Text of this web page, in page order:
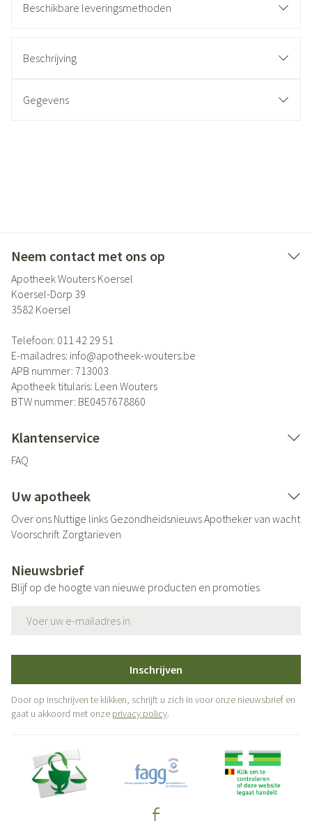
Beschikbare leveringsmethoden
Beschrijving
Gegevens
Neem contact met ons op
Apotheek Wouters Koersel
Koersel-Dorp 39
3582 Koersel
Telefoon: 011 42 29 51
E-mailadres: info@apotheek-wouters.be
APB nummer: 713003
Apotheek titularis: Leen Wouters
BTW nummer: BE0457678860
Klantenservice
FAQ
Uw apotheek
Over ons Nuttige links GezondheidsnieuwsApotheker van wacht
Voorschrift Zorgtarieven
Nieuwsbrief
Blijf op de hoogte van nieuwe producten en promoties
Inschrijven
Door op inschrijven te klikken, schrijft u zich in voor onze nieuwsbrief en
gaat u akkoord met onze privacy policy.